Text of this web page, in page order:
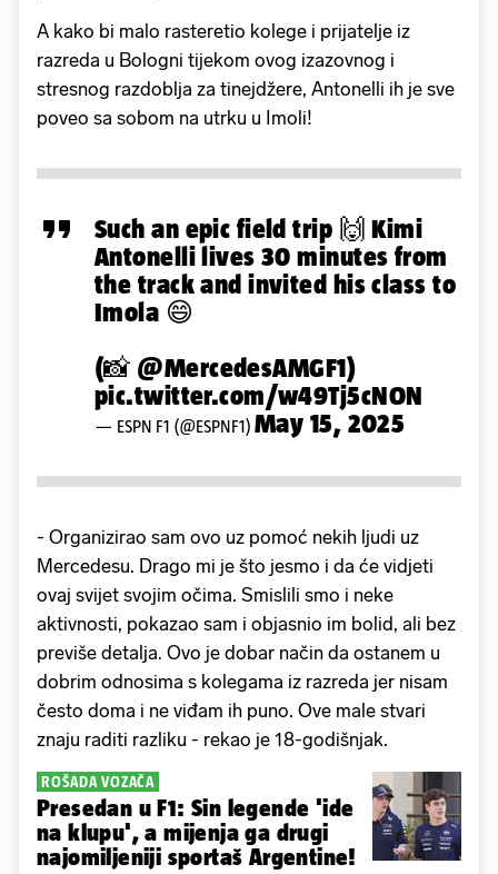
A kako bi malo rasteretio kolege i prijatelje iz
razreda u Bologni tijekom ovog izazovnog i
stresnog razdoblja za tinejdžere, Antonelli ih je sve
poveo sa sobom na utrku u Imoli!
Such an epic field trip 🙌 Kimi
Antonelli lives 30 minutes from
the track and invited his class to
Imola 😄
(📸 @MercedesAMGF1)
pic.twitter.com/w49Tj5cNON
— ESPN F1 (@ESPNF1) May 15, 2025
- Organizirao sam ovo uz pomoć nekih ljudi uz
Mercedesu. Drago mi je što jesmo i da će vidjeti
ovaj svijet svojim očima. Smislili smo i neke
aktivnosti, pokazao sam i objasnio im bolid, ali bez
previše detalja. Ovo je dobar način da ostanem u
dobrim odnosima s kolegama iz razreda jer nisam
često doma i ne viđam ih puno. Ove male stvari
znaju raditi razliku - rekao je 18-godišnjak.
ROŠADA VOZAČA
Presedan u F1: Sin legende 'ide
na klupu', a mijenja ga drugi
najomiljeniji sportaš Argentine!